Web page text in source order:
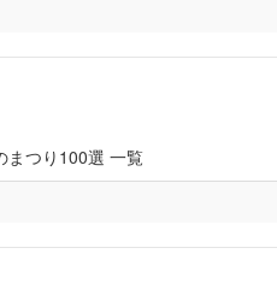
まつり100選 一覧